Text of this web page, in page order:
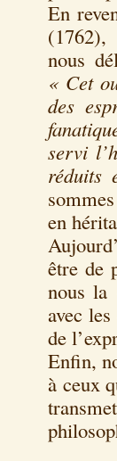
En
(1762),
nous
« Cet
des
servi
réduits
en
être de
nous la
avec
de
Enfin,
à ceux